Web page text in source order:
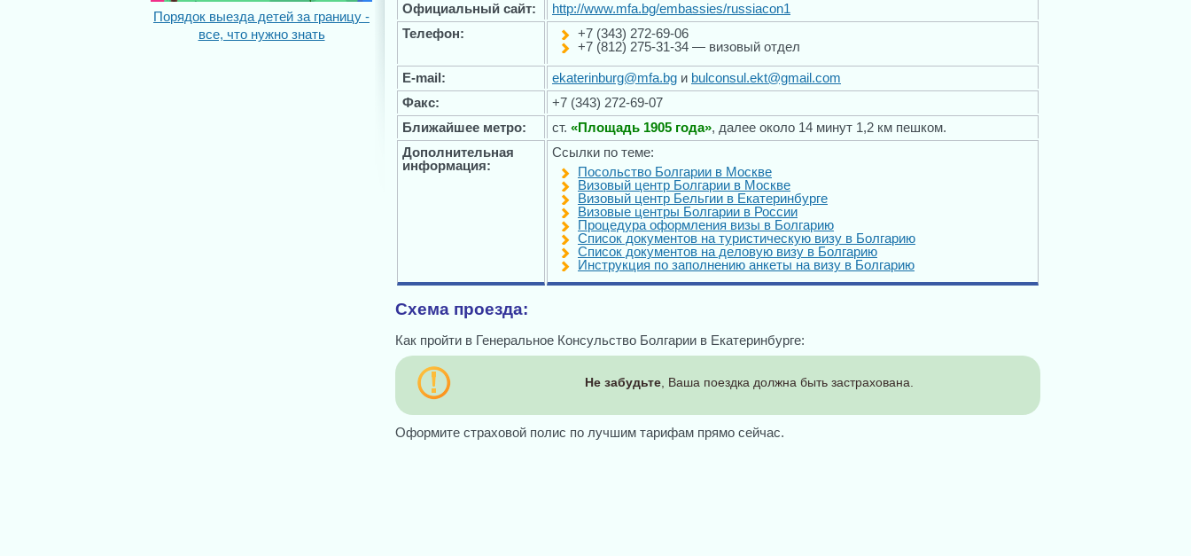
Порядок выезда детей за границу -
все, что нужно знать
Официальный сайт:
http://www.mfa.bg/embassies/russiacon1
Телефон:
+7 (343) 272-69-06
+7 (812) 275-31-34 — визовый отдел
E-mail: ekaterinburg@mfa.bg и bulconsul.ekt@gmail.com
Факс:
+7 (343) 272-69-07
Ближайшее метро:
ст. «Площадь 1905 года», далее около 14 минут 1,2 км пешком.
Дополнительная
информация:
Ссылки по теме:
Посольство Болгарии в Москве
Визовый центр Болгарии в Москве
Визовый центр Бельгии в Екатеринбурге
Визовые центры Болгарии в России
Процедура оформления визы в Болгарию
Список документов на туристическую визу в Болгарию
Список документов на деловую визу в Болгарию
Инструкция по заполнению анкеты на визу в Болгарию
Схема проезда:
Как пройти в Генеральное Консульство Болгарии в Екатеринбурге:
Не забудьте, Ваша поездка должна быть застрахована.
Оформите страховой полис по лучшим тарифам прямо сейчас.